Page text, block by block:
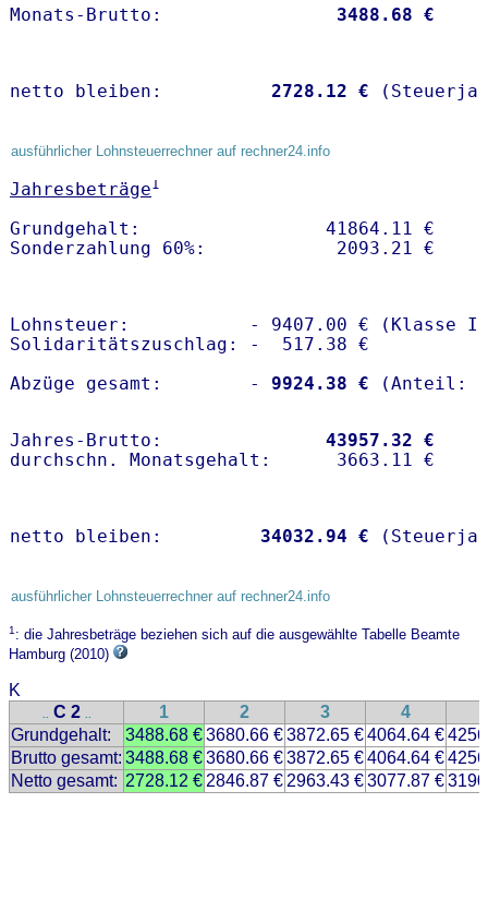
Monats-Brutto: 3488.68 €
netto bleiben: 2728.12 €
ausführlicher Lohnsteuerrechner auf rechner24.info
Jahresbeträge1
Grundgehalt:                 41864.11 €
Lohnsteuer:           - 9407.00 € (Klasse I)
Solidaritätszuschlag: -  517.38 €
Abzüge gesamt:        -
9924.38 €
Jahres-Brutto: 43957.32 €
netto bleiben: 34032.94 €
ausführlicher Lohnsteuerrechner auf rechner24.info
1: die Jahresbeträge beziehen sich auf die ausgewählte Tabelle Beamte
Hamburg (2010)
K
.. C 2 .. 1 2 3 4
Grundgehalt:
3488.68 €3680.66 €3872.65 €4064.64 €
Brutto gesamt: 3488.68 €3680.66 €3872.65 €4064.64 €
Netto gesamt: 2728.12 € 2846.87 € 2963.43 €3077.87 €